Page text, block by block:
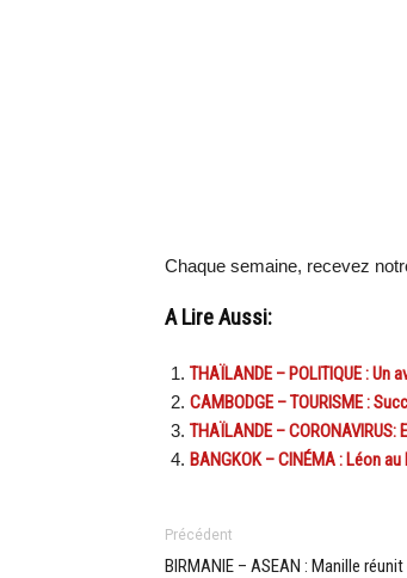
Chaque semaine, recevez
A Lire Aussi:
THAÏLANDE – POLITIQUE : Un
CAMBODGE – TOURISME :
THAÏLANDE –
BANGKOK – CINÉMA : Léon
Précédent
BIRMANIE – ASEAN : Manille